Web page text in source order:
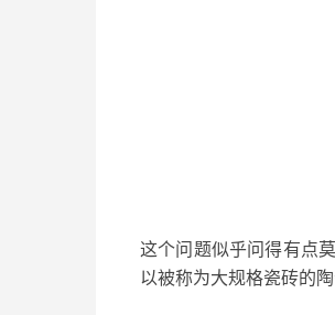
这个问题似乎问得有点
以被称为大规格瓷砖的